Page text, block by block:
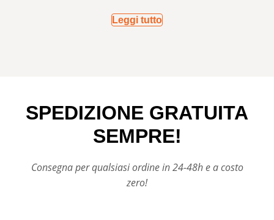
Leggi tutto
SPEDIZIONE GRATUITA
SEMPRE!
Consegna per qualsiasi ordine in 24-48h e a costo
zero!